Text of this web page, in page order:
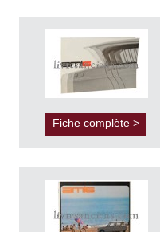
Fiche complète >